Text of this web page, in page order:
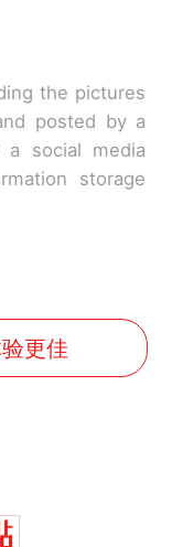
the pictures
posted by a
social media
storage
更佳